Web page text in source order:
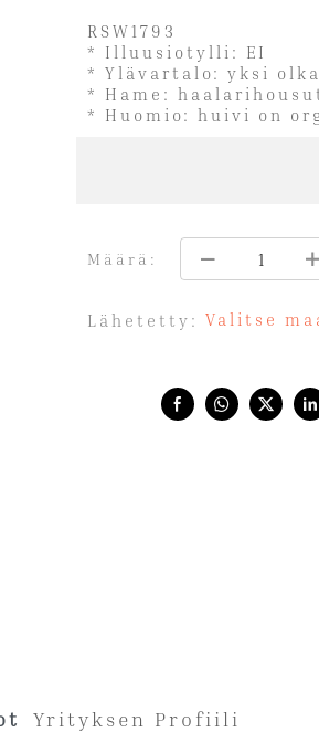
RSW1793
* Illuusiotylli: EI
* Ylävartalo: yksi
* Hame:
* Huomio: huivi on
Määrä:
Lähetetty: Valitse
Yrityksen Profiili